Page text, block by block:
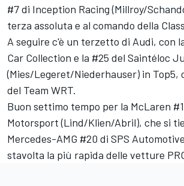
#7 di Inception Racing (Millroy/
terza assoluta e al comando della
A seguire c'è un terzetto di Audi, con
Car Collection e la #25 del Saintéloc
(Mies/Legeret/Niederhauser) in Top5,
del Team WRT.
Buon settimo tempo per la McLaren
Motorsport (Lind/Klien/Abril), che si
Mercedes-AMG #20 di SPS
stavolta la più rapida delle vetture